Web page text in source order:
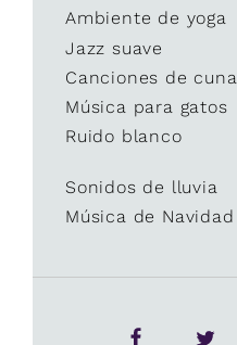
Ambiente de yoga
Jazz suave
Canciones de cuna
Música para gatos
Ruido blanco
Sonidos de lluvia
Música de Navidad